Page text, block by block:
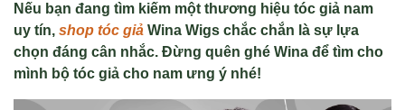
Nếu bạn đang tìm kiếm một thương hiệu tóc giả nam
uy tín, shop tóc giả Wina Wigs chắc chắn là sự lựa
chọn đáng cân nhắc. Đừng quên ghé Wina để tìm cho
mình bộ tóc giả cho nam ưng ý nhé!